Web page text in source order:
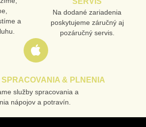
a
Na dodané zariadenia
poskytujeme záručný aj
pozáručný servis.
& PLNENIA
služby spracovania a
nápojov a potravín.